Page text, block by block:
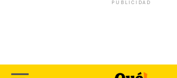
PUBLICIDAD